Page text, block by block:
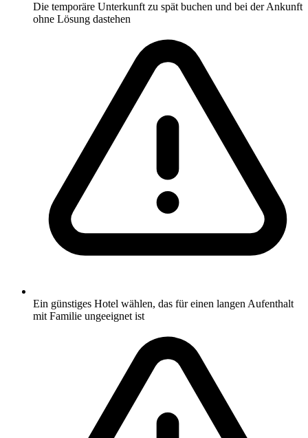
Die temporäre Unterkunft zu spät buchen und bei der Ankunft
ohne Lösung dastehen
Ein günstiges Hotel wählen, das für einen langen Aufenthalt
mit Familie ungeeignet ist